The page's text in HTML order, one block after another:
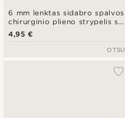
6 mm lenktas sidabro spalvos
chirurginio plieno strypelis su
smaigaliu
4,95 €
OTSU